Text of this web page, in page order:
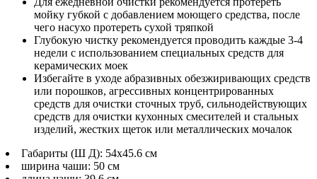
мойку губкой с добавлением моющего средства, после
чего насухо протереть сухой тряпкой
Глубокую чистку рекомендуется проводить каждые 3-4
недели с использованием специальных средств для
керамических моек
Избегайте в уходе абразивных обезжиривающих средств
или порошков, агрессивных концентрированных
средств для очистки сточных труб, сильнодействующих
средств для очистки кухонных смесителей и стальных
изделий, жестких щеток или металлических мочалок
Габариты (Ш Д): 54x45.6 см
ширина чаши: 50 см